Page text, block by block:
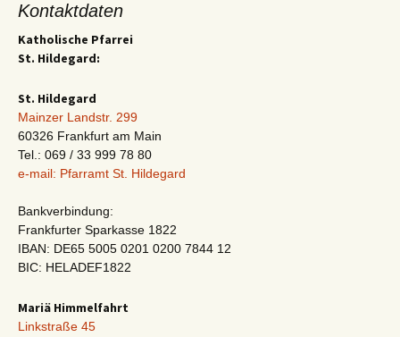
Kontaktdaten
Katholische Pfarrei
St. Hildegard:
St. Hildegard
Mainzer Landstr. 299
60326 Frankfurt am Main
Tel.: 069 / 33 999 78 80
e-mail: Pfarramt St. Hildegard
Bankverbindung:
Frankfurter Sparkasse 1822
IBAN: DE65 5005 0201 0200 7844 12
BIC: HELADEF1822
Mariä Himmelfahrt
Linkstraße 45